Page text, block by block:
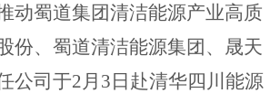
动蜀道集团清洁能源产业高质
份、蜀道清洁能源集团、晟天
公司 于2月3日赴清华四川能源